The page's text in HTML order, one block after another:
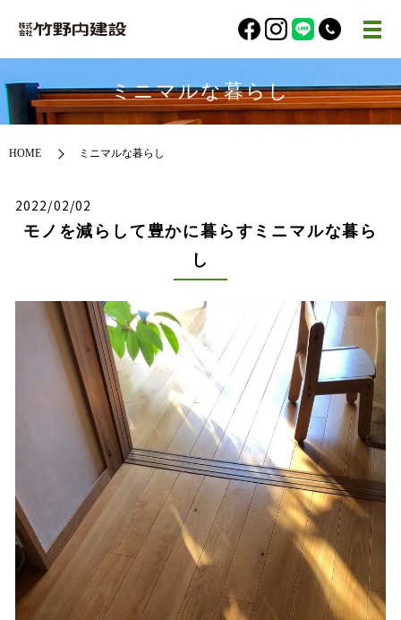
ミニマルな暮らし
HOME ミニマルな暮らし
2022/02/02
モノを減らして豊かに暮らすミニマルな暮ら
し